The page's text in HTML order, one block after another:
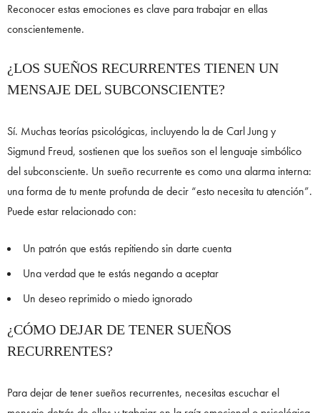
Reconocer estas emociones es clave para trabajar en ellas
conscientemente.
¿LOS SUEÑOS RECURRENTES TIENEN UN
MENSAJE DEL SUBCONSCIENTE?
Sí. Muchas teorías psicológicas, incluyendo la de Carl Jung y
Sigmund Freud, sostienen que los sueños son el lenguaje simbólico
del subconsciente. Un sueño recurrente es como una alarma interna:
una forma de tu mente profunda de decir “esto necesita tu atención”.
Puede estar relacionado con:
Un patrón que estás repitiendo sin darte cuenta
Una verdad que te estás negando a aceptar
Un deseo reprimido o miedo ignorado
¿CÓMO DEJAR DE TENER SUEÑOS
RECURRENTES?
Para dejar de tener sueños recurrentes, necesitas escuchar el